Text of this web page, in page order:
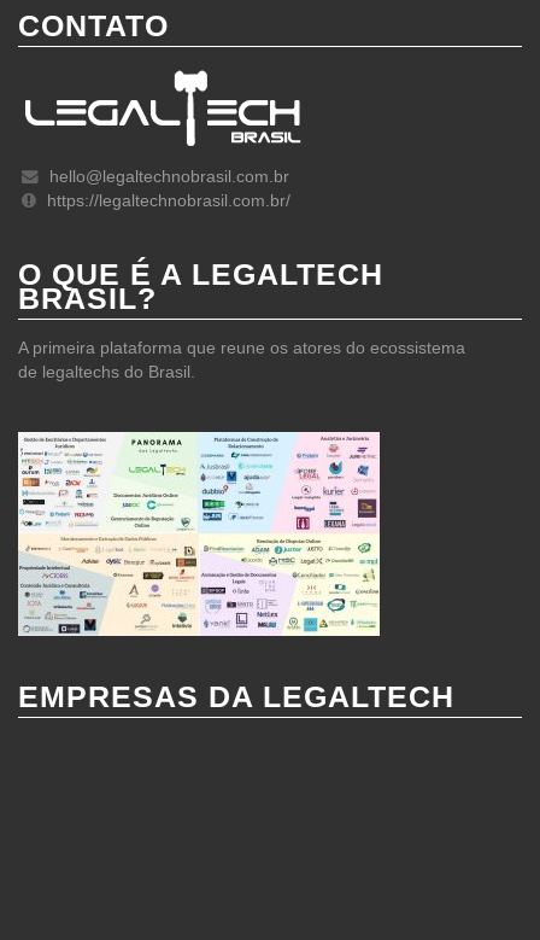
CONTATO
hello@legaltechnobrasil.com.br
https://legaltechnobrasil.com.br/
O QUE É A LEGALTECH
BRASIL?
A primeira plataforma que reune os atores do ecossistema
de legaltechs do Brasil.
EMPRESAS DA LEGALTECH